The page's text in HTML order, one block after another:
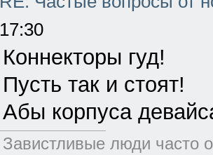
17:30
Коннекторы гуд!
Пусть так и стоят!
Абы корпуса
Завистливые люди часто